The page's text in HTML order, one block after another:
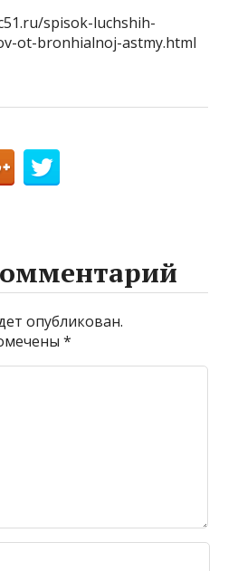
spisok-luchshih-
ot-bronhialnoj-astmy.html
опубликован.
*